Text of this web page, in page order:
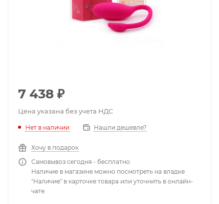
7 438 ₽
Цена указана без учета НДС
Нет в наличии Нашли дешевле?
Хочу в подарок
Самовывоз сегодня - бесплатно
Наличие в магазине можно посмотреть на владке
"Наличие" в карточке товара или уточнить в онлайн-
чате.